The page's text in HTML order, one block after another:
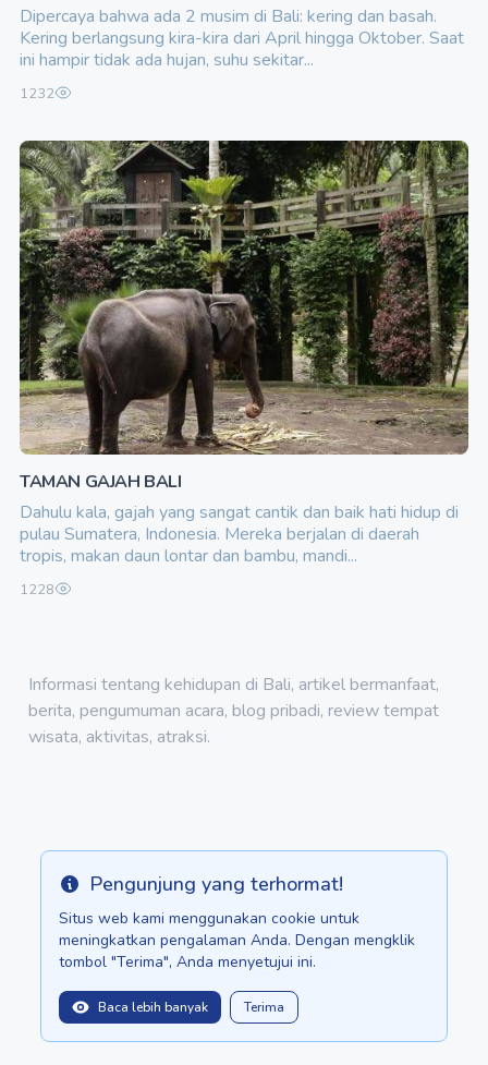
Dipercaya bahwa ada 2 musim di Bali: kering dan basah.
Kering berlangsung kira-kira dari April hingga Oktober. Saat
ini hampir tidak ada hujan, suhu sekitar...
1232
TAMAN GAJAH BALI
Dahulu kala, gajah yang sangat cantik dan baik hati hidup di
pulau Sumatera, Indonesia. Mereka berjalan di daerah
tropis, makan daun lontar dan bambu, mandi...
1228
Informasi tentang kehidupan di Bali, artikel bermanfaat,
berita, pengumuman acara, blog pribadi, review tempat
wisata, aktivitas, atraksi.
Info Pengunjung yang terhormat!
Situs web kami menggunakan cookie untuk
meningkatkan pengalaman Anda. Dengan mengklik
tombol "Terima", Anda menyetujui ini.
Baca lebih banyak Terima